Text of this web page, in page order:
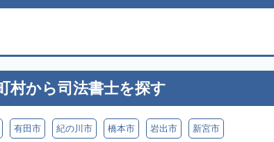
村から司法書士を探す
有田市 紀の川市 橋本市 岩出市 新宮市